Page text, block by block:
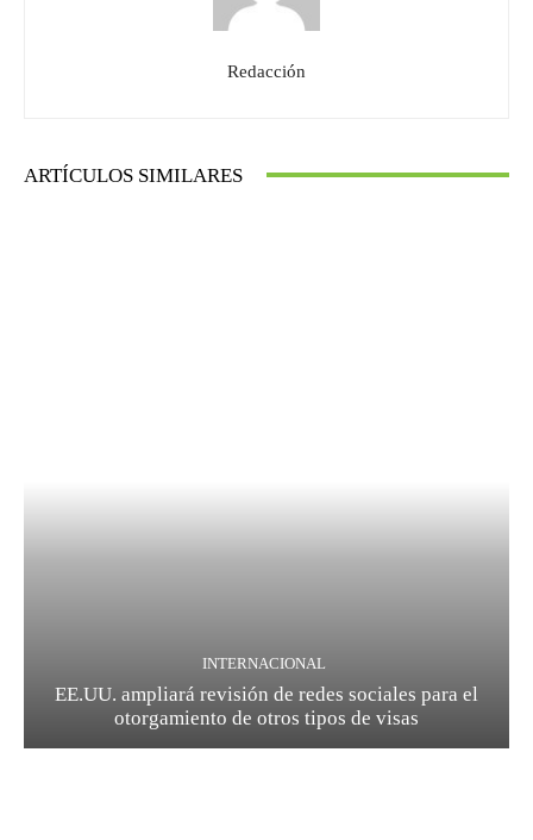
Redacción
ARTÍCULOS SIMILARES
INTERNACIONAL
EE.UU. ampliará revisión de redes sociales para el
otorgamiento de otros tipos de visas